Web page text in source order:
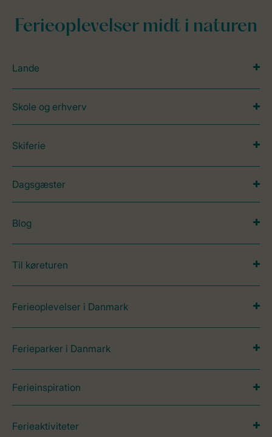
Ferieoplevelser midt i naturen
Lande
Skole og erhverv
Skiferie
Dagsgæster
Blog
Til køreturen
Ferieoplevelser i Danmark
Ferieparker i Danmark
Ferieinspiration
Ferieaktiviteter